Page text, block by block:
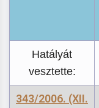
Hatályát
vesztette:
343/2006. (XII.